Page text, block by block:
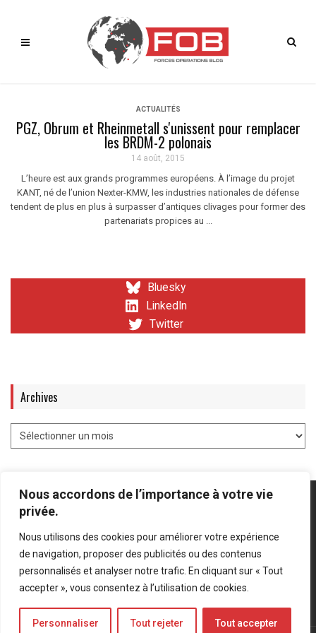
Nous accordons de l’importance à votre vie
privée.
Nous utilisons des cookies pour améliorer votre expérience
de navigation, proposer des publicités ou des contenus
personnalisés et analyser notre trafic. En cliquant sur « Tout
accepter », vous consentez à l’utilisation de cookies.
Personnaliser Tout rejeter Tout accepter
ACTUALITÉS
PGZ, Obrum et Rheinmetall s'unissent pour remplacer
les BRDM-2 polonais
14 août, 2015
L’heure est aux grands programmes européens. À l’image du projet
KANT, né de l’union Nexter-KMW, les industries nationales de défense
tendent de plus en plus à surpasser d’antiques clivages pour former des
partenariats propices au ...
Bluesky
LinkedIn
Twitter
Archives
Mentions légales Politique de confidentialité
Bluesky
LinkedIn
Twitter